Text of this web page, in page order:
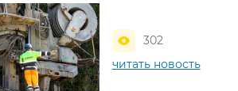
302
читать новость